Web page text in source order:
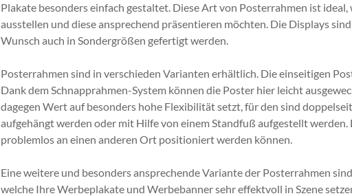
Plakate besonders einfach gestaltet. Diese Art von Posterrahmen ist
ausstellen und diese ansprechend präsentieren möchten. Die Displays
Wunsch auch in Sondergrößen gefertigt werden.
Posterrahmen sind in verschieden Varianten erhältlich. Die einseitigen
Dank dem Schnapprahmen-System können die Poster hier leicht
dagegen Wert auf besonders hohe Flexibilität setzt, für den sind
aufgehängt werden oder mit Hilfe von einem Standfuß aufgestellt
problemlos an einen anderen Ort positioniert werden können.
Eine weitere und besonders ansprechende Variante der Posterrahmen
welche Ihre Werbeplakate und Werbebanner sehr effektvoll in Szene